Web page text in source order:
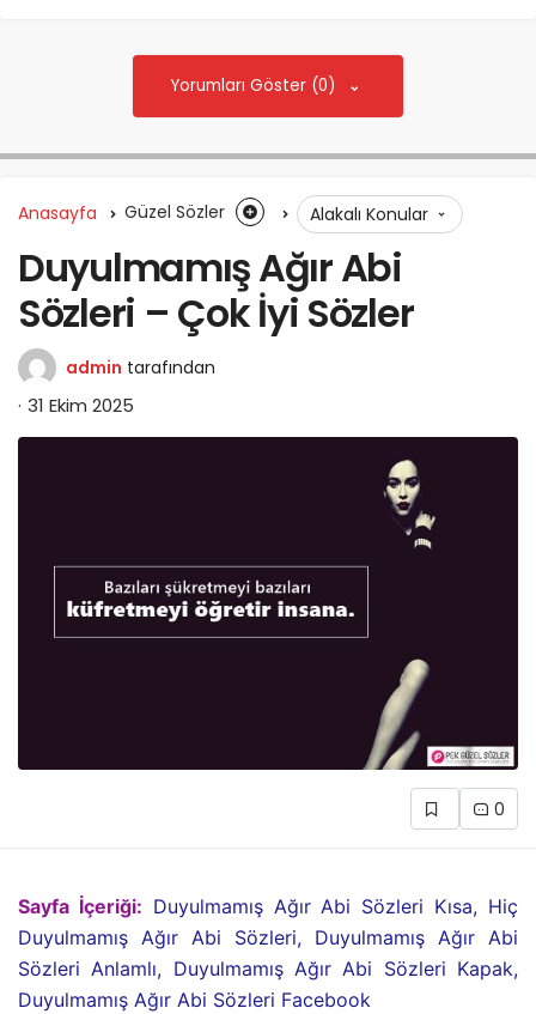
Yorumları Göster (0)
Anasayfa Güzel Sözler Alakalı Konular
Duyulmamış Ağır Abi
Sözleri – Çok İyi Sözler
admin tarafından
31 Ekim 2025
0
Sayfa İçeriği: Duyulmamış Ağır Abi Sözleri Kısa, Hiç
Duyulmamış Ağır Abi Sözleri, Duyulmamış Ağır Abi
Sözleri Anlamlı, Duyulmamış Ağır Abi Sözleri Kapak,
Duyulmamış Ağır Abi Sözleri Facebook